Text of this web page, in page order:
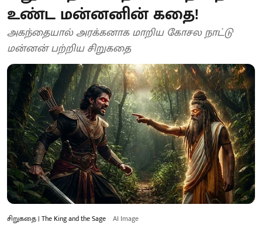
உண்ட மன்னனின் கதை!
அகந்தையால் அரக்கனாக மாறிய கோசல நாட்டு
மன்னன் பற்றிய சிறுகதை
சிறுகதை | The King and the Sage AI Image